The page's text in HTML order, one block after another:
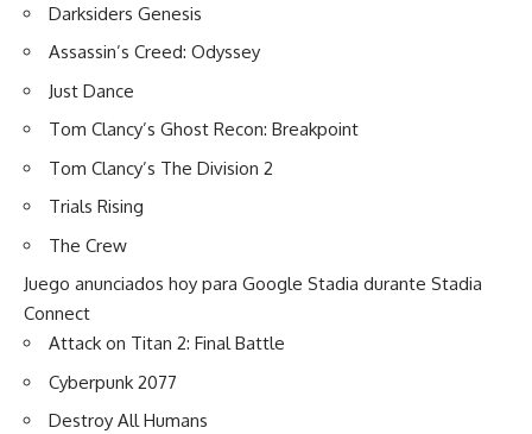
Darksiders Genesis
Assassin’s Creed: Odyssey
Just Dance
Tom Clancy’s Ghost Recon: Breakpoint
Tom Clancy’s The Division 2
Trials Rising
The Crew
Juego anunciados hoy para Google Stadia durante Stadia
Connect
Attack on Titan 2: Final Battle
Cyberpunk 2077
Destroy All Humans